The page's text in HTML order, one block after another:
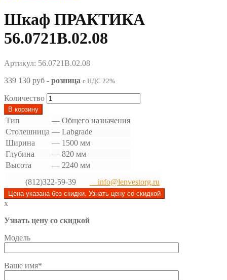
Шкаф ПРАКТИКА
56.0721В.02.08
Артикул: 56.0721В.02.08
339 130 руб - розница с НДС 22%
Количество
В корзину
Тип — Общего назначения
Столешница — Labgrade
Ширина
— 1500 мм
Глубина
— 820 мм
Высота
— 2240 мм
(812)322-59-39
info@lenvestorg.ru
Цена указана без скидки. Узнать цену со скидкой
x
Узнать цену со скидкой
Модель
Ваше имя*